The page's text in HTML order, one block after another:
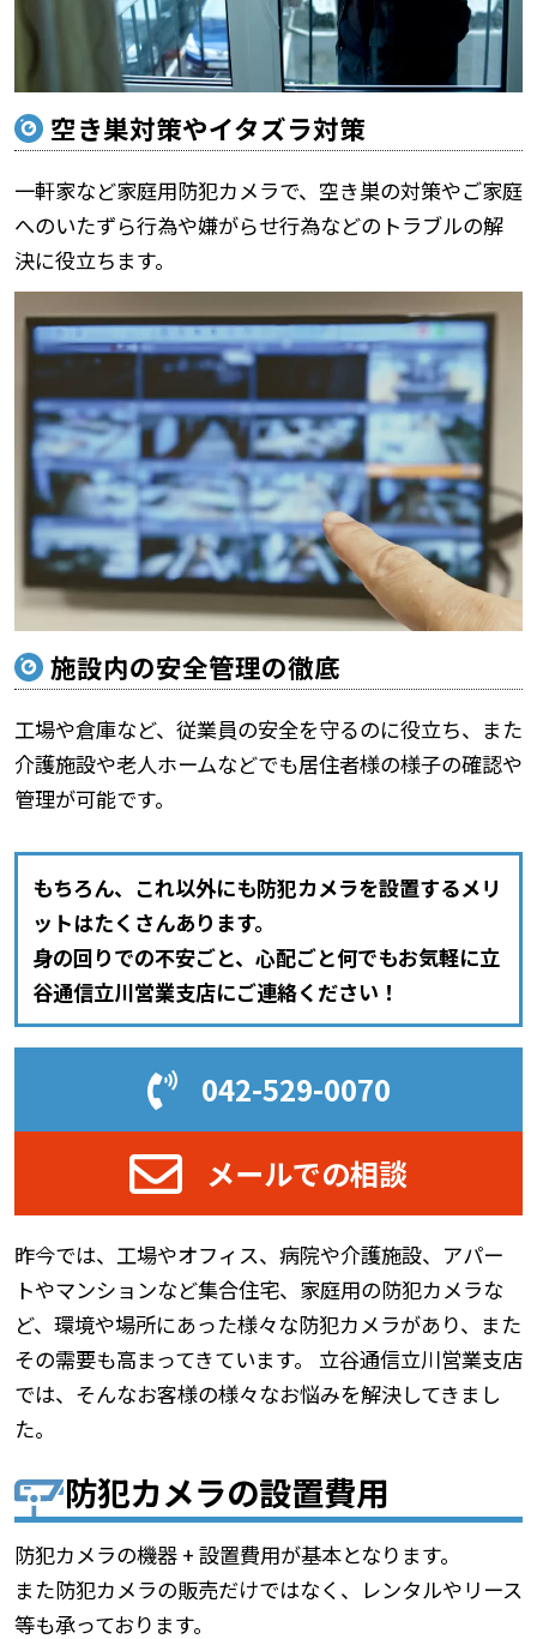
空き巣対策やイタズラ対策
一軒家など家庭用防犯カメラで、空き巣の対策やご家庭
へのいたずら行為や嫌がらせ行為などのトラブルの解
決に役立ちます。
施設内の安全管理の徹底
工場や倉庫など、従業員の安全を守るのに役立ち、また
介護施設や老人ホームなどでも居住者様の様子の確認や
管理が可能です。
もちろん、これ以外にも防犯カメラを設置するメリ
ットはたくさんあります。
身の回りでの不安ごと、心配ごと何でもお気軽に立
谷通信立川営業支店にご連絡ください！
042-529-0070
メールでの相談
昨今では、工場やオフィス、病院や介護施設、アパー
トやマンションなど集合住宅、家庭用の防犯カメラな
ど、環境や場所にあった様々な防犯カメラがあり、また
その需要も高まってきています。 立谷通信立川営業支店
では、そんなお客様の様々なお悩みを解決してきまし
た。
防犯カメラの設置費用
防犯カメラの機器 + 設置費用が基本となります。
また防犯カメラの販売だけではなく、レンタルやリース
等も承っております。